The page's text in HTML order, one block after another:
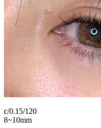
c/0.15/120
8~10mm